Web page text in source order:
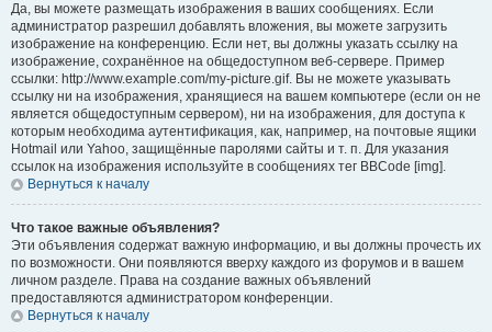
Да, вы можете размещать изображения в ваших сообщениях. Если
администратор разрешил добавлять вложения, вы можете загрузить
изображение на конференцию. Если нет, вы должны указать ссылку на
изображение, сохранённое на общедоступном веб-сервере. Пример
ссылки: http://www.example.com/my-picture.gif. Вы не можете указывать
ссылку ни на изображения, хранящиеся на вашем компьютере (если он не
является общедоступным сервером), ни на изображения, для доступа к
которым необходима аутентификация, как, например, на почтовые ящики
Hotmail или Yahoo, защищённые паролями сайты и т. п. Для указания
ссылок на изображения используйте в сообщениях тег BBCode [img].
Вернуться к началу
Что такое важные объявления?
Эти объявления содержат важную информацию, и вы должны прочесть их
по возможности. Они появляются вверху каждого из форумов и в вашем
личном разделе. Права на создание важных объявлений
предоставляются администратором конференции.
Вернуться к началу